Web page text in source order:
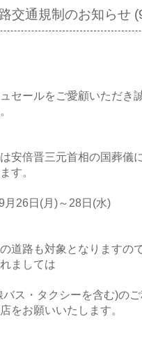
交通規制のお知らせ
セールをご愛顧いただき
安倍晋三元首相の国葬儀
す。
月26日(月)～28日(水)
道路も対象となりますの
ましては
バス・タクシーを含む)の
をお願いいたします。